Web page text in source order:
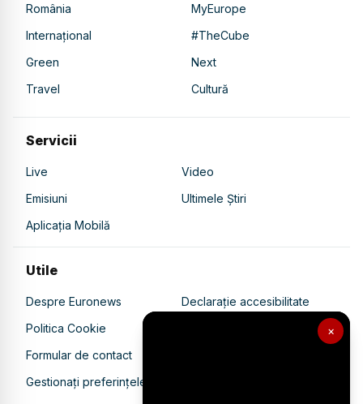
×
România
MyEurope
Internațional
#TheCube
Green
Next
Travel
Cultură
Servicii
Live
Video
Emisiuni
Ultimele Știri
Aplicația Mobilă
Utile
Despre Euronews
Declarație accesibilitate
Politica Cookie
Politica de confidențialitate
Formular de contact
Gestionați preferințele